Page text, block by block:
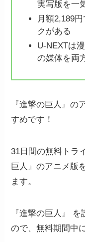
実写版を一
月額2,189
クがある
U-NEXTは
の媒体を両
『進撃の巨人』の
すめです！
31日間の無料トラ
巨人』のアニメ版
ます。
『進撃の巨人』
ので、無料期間中